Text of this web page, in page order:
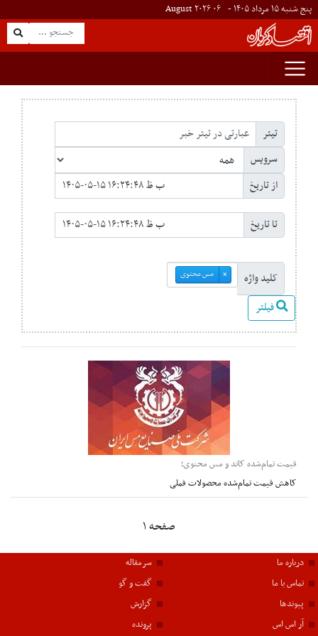
پنج شنبه ۱۵ مرداد ۱۴۰۵ - ۰۶۲۰۲۶
تیتر
سرویس
از تاریخ
تا تاریخ
کلید واژه مس محتوی ×
فیلتر
قیمت تمام‌شده کاتد و مس محتوی؛
کاهش قیمت تمام‌شده محصولات فملی
صفحه ۱
درباره ما
تماس با ما
پیوندها
آر اس اس
سرمقاله
گفت و گو
گزارش
پرونده